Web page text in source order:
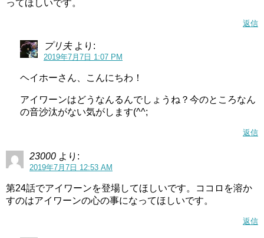
ってほしいです。
返信
プリ夫 より:
2019年7月7日 1:07 PM
ヘイホーさん、こんにちわ！
アイワーンはどうなんるんでしょうね？今のところなん
の音沙汰がない気がします(^^;
返信
23000 より:
2019年7月7日 12:53 AM
第24話でアイワーンを登場してほしいです。ココロを溶か
すのはアイワーンの心の事になってほしいです。
返信